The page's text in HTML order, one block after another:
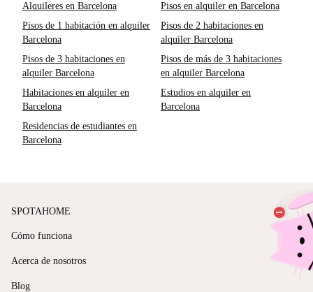
Alquileres en Barcelona
Pisos en alquiler en Barcelona
Pisos de 1 habitación en alquiler
Barcelona
Pisos de 2 habitaciones en
alquiler Barcelona
Pisos de 3 habitaciones en
alquiler Barcelona
Pisos de más de 3 habitaciones
en alquiler Barcelona
Habitaciones en alquiler en
Barcelona
Estudios en alquiler en
Barcelona
Residencias de estudiantes en
Barcelona
SPOTAHOME
Cómo funciona
Acerca de nosotros
Blog